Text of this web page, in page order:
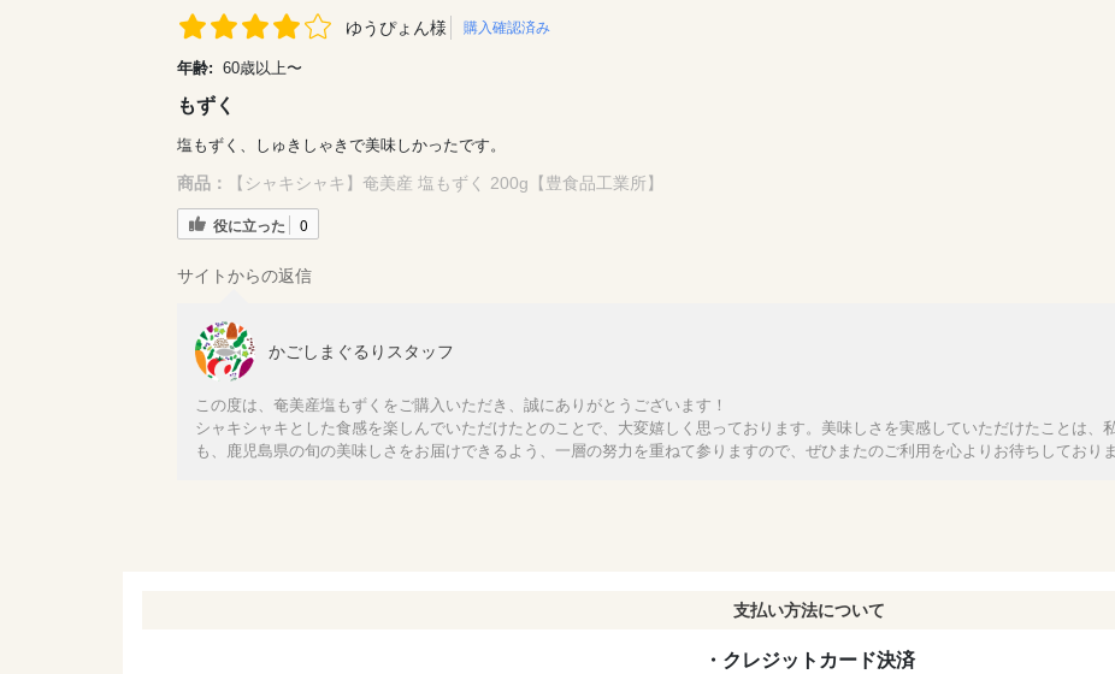
ゆうぴょん様 購入確認済み
年齢: 60歳以上〜
もずく
塩もずく、しゅきしゃきで美味しかったです。
商品： 【シャキシャキ】奄美産 塩もずく 200g【豊食品工業所】
役に立った 0
サイトからの返信
かごしまぐるりスタッフ
この度は、奄美産塩もずくをご購入いただき、誠にありがとうございます！
シャキシャキとした食感を楽しんでいただけたとのことで、大変嬉しく思っております。美味しさを実感していただけたことは、
も、鹿児島県の旬の美味しさをお届けできるよう、一層の努力を重ねて参りますので、ぜひまたのご利用を心よりお待ちしておりま
支払い方法について
・クレジットカード決済